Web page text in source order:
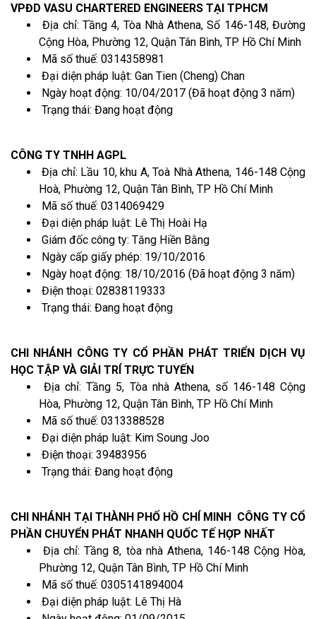
VPĐD VASU CHARTERED ENGINEERS TẠI TPHCM
Địa chỉ: Tầng 4, Tòa Nhà Athena, Số 146-148, Đường
Cộng Hòa, Phường 12, Quận Tân Bình, TP Hồ Chí Minh
Mã số thuế: 0314358981
Đại diện pháp luật: Gan Tien (Cheng) Chan
Ngày hoạt động: 10/04/2017 (Đã hoạt động 3 năm)
Trạng thái: Đang hoạt động
CÔNG TY TNHH AGPL
Địa chỉ: Lầu 10, khu A, Toà Nhà Athena, 146-148 Cộng
Hoà, Phường 12, Quận Tân Bình, TP Hồ Chí Minh
Mã số thuế: 0314069429
Đại diện pháp luật: Lê Thị Hoài Hạ
Giám đốc công ty: Tăng Hiền Bằng
Ngày cấp giấy phép: 19/10/2016
Ngày hoạt động: 18/10/2016 (Đã hoạt động 3 năm)
Điện thoại: 02838119333
Trạng thái: Đang hoạt động
CHI NHÁNH CÔNG TY CỔ PHẦN PHÁT TRIỂN DỊCH VỤ
HỌC TẬP VÀ GIẢI TRÍ TRỰC TUYẾN
Địa chỉ: Tầng 5, Tòa nhà Athena, số 146-148 Cộng
Hòa, Phường 12, Quận Tân Bình, TP Hồ Chí Minh
Mã số thuế: 0313388528
Đại diện pháp luật: Kim Soung Joo
Điện thoại: 39483956
Trạng thái: Đang hoạt động
CHI NHÁNH TẠI THÀNH PHỐ HỒ CHÍ MINH CÔNG TY CỔ
PHẦN CHUYỂN PHÁT NHANH QUỐC TẾ HỢP NHẤT
Địa chỉ: Tầng 8, tòa nhà Athena, 146-148 Cộng Hòa,
Phường 12, Quận Tân Bình, TP Hồ Chí Minh
Mã số thuế: 0305141894004
Đại diện pháp luật: Lê Thị Hà